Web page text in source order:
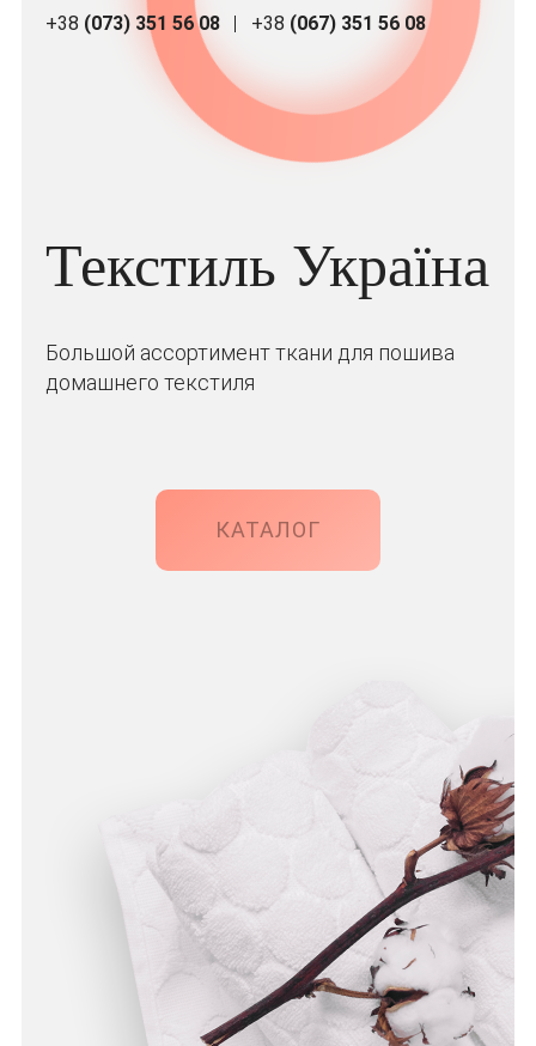
+38 (073) 351 56 08 +38 (067) 351 56 08
Текстиль Україна
Большой ассортимент ткани для пошива
домашнего текстиля
КАТАЛОГ